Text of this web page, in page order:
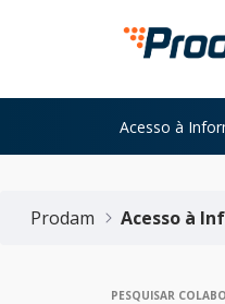
Pular para o Conteúdo
Acesso à
Prodam Acesso à
PESQUISAR